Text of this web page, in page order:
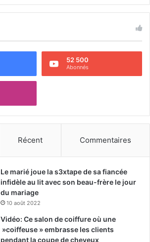
52 500
Abonnés
Récent Commentaires
Le marié joue la s3xtape de sa fiancée
infidèle au lit avec son beau-frère le jour
du mariage
10 août 2022
Vidéo: Ce salon de coiffure où une
»coiffeuse » embrasse les clients
pendant la coupe de cheveux